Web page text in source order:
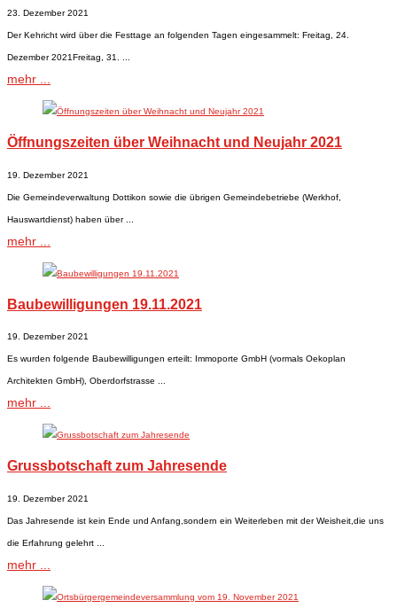
23. Dezember 2021
Der Kehricht wird über die Festtage an folgenden Tagen eingesammelt: Freitag, 24.
Dezember 2021Freitag, 31. ...
mehr ...
Öffnungszeiten über Weihnacht und Neujahr 2021
19. Dezember 2021
Die Gemeindeverwaltung Dottikon sowie die übrigen Gemeindebetriebe (Werkhof,
Hauswartdienst) haben über ...
mehr ...
Baubewilligungen 19.11.2021
19. Dezember 2021
Es wurden folgende Baubewilligungen erteilt: Immoporte GmbH (vormals Oekoplan
Architekten GmbH), Oberdorfstrasse ...
mehr ...
Grussbotschaft zum Jahresende
19. Dezember 2021
​Das Jahresende ist kein Ende und Anfang,sondern ein Weiterleben mit der Weisheit,die uns
die Erfahrung gelehrt ...
mehr ...